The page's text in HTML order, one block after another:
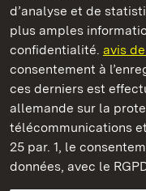
d’analyse et de
plus amples
confidentialité. avis
consentement à
ces derniers est
allemande sur la
télécommunications
25 par. 1, le
données, avec le
Staatliche Schlösser und
Châteaux et jardins
ContactFAQ et
Protection des
Explications sur
BITV-konform